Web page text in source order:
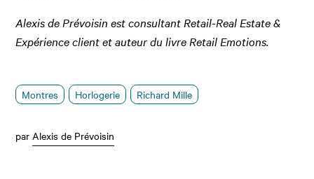
Alexis de Prévoisin est consultant Retail-Real Estate &
Expérience client et auteur du livre Retail Emotions.
Montres Horlogerie Richard Mille
parAlexis de Prévoisin